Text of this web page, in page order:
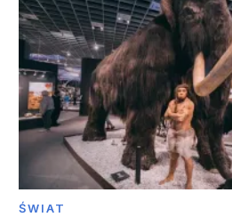
ŚWIAT